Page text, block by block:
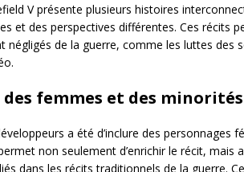
V présente plusieurs histoires
et des perspectives différentes. Ces récits
négligés de la guerre, comme les luttes des
femmes et des minorités
a été d’inclure des personnages
non seulement d’enrichir le récit, mais
dans les récits traditionnels de la guerre.